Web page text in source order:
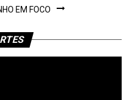
EM FOCO